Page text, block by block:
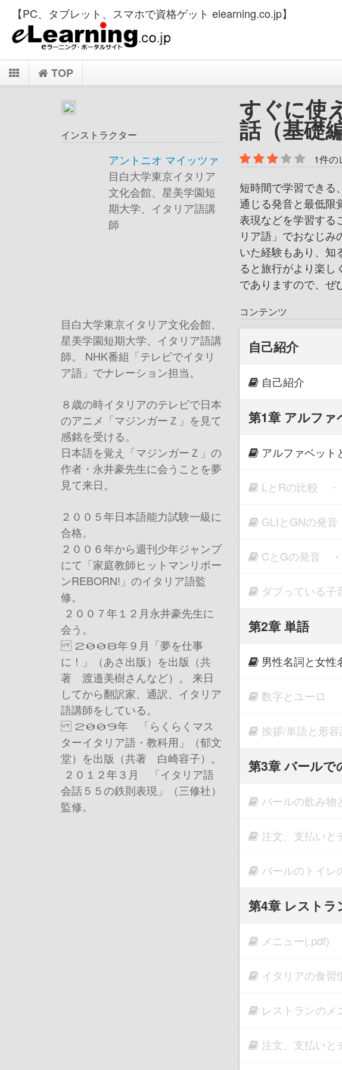
【PC、タブレット、スマホで資格ゲット elearning.co.jp】
TOP
インストラクター
アントニオ マイッツァ
目白大学東京イタリア
文化会館、星美学園短
期大学、イタリア語講
師
目白大学東京イタリア文化会館、
星美学園短期大学、イタリア語講
師。 NHK番組「テレビでイタリ
ア語」でナレーション担当。
８歳の時イタリアのテレビで日本
のアニメ「マジンガーＺ」を見て
感銘を受ける。
日本語を覚え「マジンガーＺ」の
作者・永井豪先生に会うことを夢
見て来日。
２００５年日本語能力試験一級に
合格。
２００６年から週刊少年ジャンプ
にて「家庭教師ヒットマンリボー
ンREBORN!」のイタリア語監
修。
２００７年１２月永井豪先生に
会う。
２００８年９月「夢を仕事
に！」（あさ出版）を出版（共
著 渡邉美樹さんなど）。 来日
してから翻訳家、通訳、イタリア
語講師をしている。
２００９年 「らくらくマス
ターイタリア語・教科用」（郁文
堂）を出版（共著 白崎容子）。
２０１２年３月 「イタリア語
会話５５の鉄則表現」（三修社）
監修。
すぐに使
話（基礎
1件の
短時間で学習できる
通じる発音と最低限
表現などを学習する
リア語」でおなじ
いた経験もあり、知
ると旅行がより楽し
でありますので、ぜ
コンテンツ
自己紹介
自己紹介
第1章 アルファ
アルファベット
LとRの比較
GLIとGNの発音
CとGの発音
ダブっている子
第2章 単語
男性名詞と女性
数字とユーロ
挨拶/単語と形
第3章 バールで
バールの飲み物
注文、支払い
バールのトイレ
第4章 レストラ
メニュー(.pdf)
イタリアの食習
レストランのメ
注文、支払い